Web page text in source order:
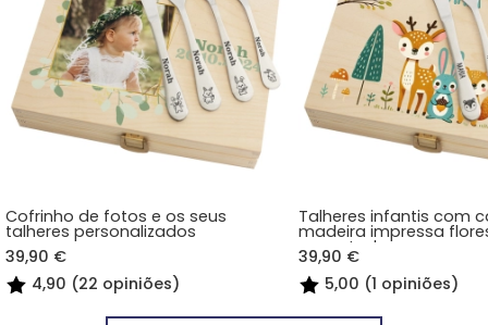
Cofrinho de fotos e os seus
talheres personalizados
39,90 €
4,90 (22 opiniões)
Talheres infantis com
madeira impressa
encantada
39,90 €
5,00 (1 opiniões)